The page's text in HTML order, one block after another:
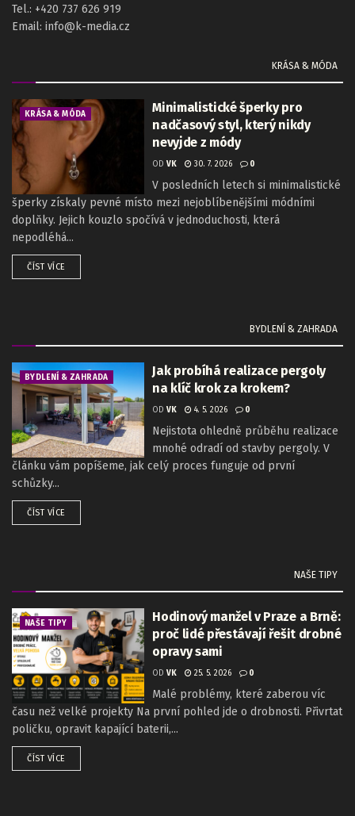
Tel.: +420 737 626 919
Email: info@k-media.cz
KRÁSA & MÓDA
KRÁSA & MÓDA
Minimalistické šperky pro
nadčasový styl, který nikdy
nevyjde z módy
OD VK 30. 7. 2026 0
V posledních letech si minimalistické
šperky získaly pevné místo mezi nejoblíbenějšími módními
doplňky. Jejich kouzlo spočívá v jednoduchosti, která
nepodléhá...
ČÍST VÍCE
BYDLENÍ & ZAHRADA
BYDLENÍ & ZAHRADA
Jak probíhá realizace pergoly
na klíč krok za krokem?
OD VK 4. 5. 2026 0
Nejistota ohledně průběhu realizace
mnohé odradí od stavby pergoly. V
článku vám popíšeme, jak celý proces funguje od první
schůzky...
ČÍST VÍCE
NAŠE TIPY
NAŠE TIPY
Hodinový manžel v Praze a Brně:
proč lidé přestávají řešit drobné
opravy sami
OD VK 25. 5. 2026 0
Malé problémy, které zaberou víc
času než velké projekty Na první pohled jde o drobnosti. Přivrtat
poličku, opravit kapající baterii,...
ČÍST VÍCE